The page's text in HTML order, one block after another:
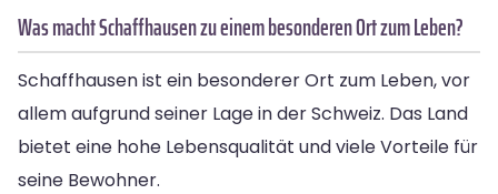
Was macht Schaffhausen zu einem besonderen Ort zum Leben?
Schaffhausen ist ein besonderer Ort zum Leben, vor
allem aufgrund seiner Lage in der Schweiz. Das Land
bietet eine hohe Lebensqualität und viele Vorteile für
seine Bewohner.